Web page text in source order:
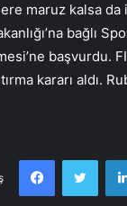
maruz kalsa da
bağlı
başvurdu.
kararı aldı.
Facebook